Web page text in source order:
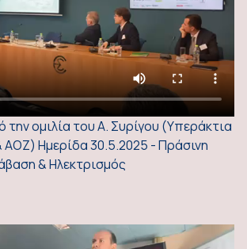
ομιλία του Α. Συρίγου (Υπεράκτια
ΑΟΖ) Ημερίδα 30.5.2025 - Πράσινη
& Ηλεκτρισμός